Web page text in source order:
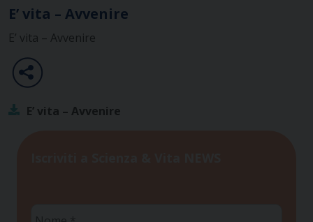
E’ vita – Avvenire
E’ vita – Avvenire
E’ vita – Avvenire